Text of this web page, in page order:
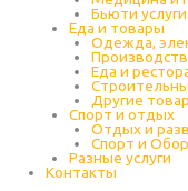
Бьюти услуги
Еда и товары
Одежда,
Еда и
Другие
Спорт и отдых
Отдых и
Спорт и
Разные услуги
Контакты